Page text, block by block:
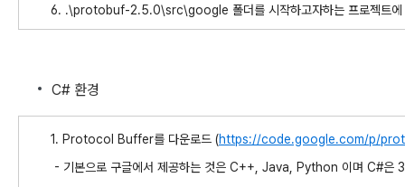
6. .\protobuf-2.5.0\src\google 폴더를 시작하고자하는 프로젝트에
C# 환경
1. Protocol Buffer를 다운로드 (https://code.google.com/p/
- 기본으로 구글에서 제공하는 것은 C++, Java, Python 이며 C#은